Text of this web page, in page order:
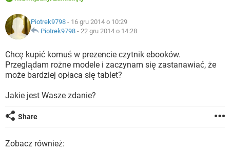
WINDOWS 10
INSTAGRAM
WINDOWS 10
GRY
IOS NETFLIX
INSTAGRAM
WINDOWS 10
COVID-19
GRY WHATSAPP
INSTAGRAM FACEBOOK
ARTYKUŁY
COVID-19
GRY WHATSAPP
SPOTIFY
INSTAGRAM
Piotrek9798 - 16 gru 2014 o 10:29
Piotrek9798 - 22 gru 2014 o 14:28
Chcę kupić komuś w prezencie czytnik ebooków.
Przeglądam rożne modele i zaczynam się zastanawiać, że
może bardziej opłaca się tablet?
Jakie jest Wasze zdanie?
Share
Zobacz również: